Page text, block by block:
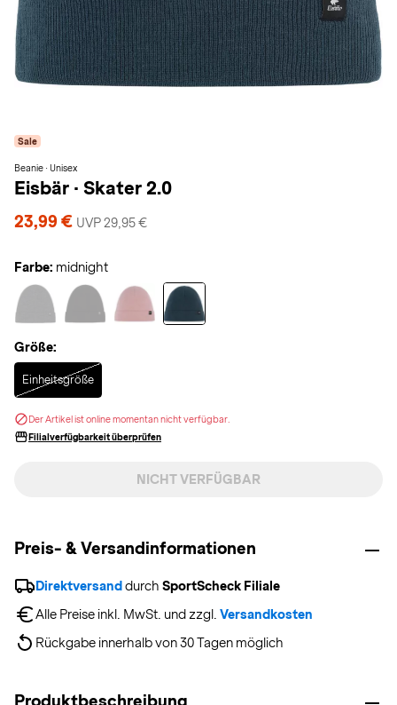
Sale
Beanie · Unisex
Eisbär · Skater 2.0
23,99 € UVP 29,95 €
Farbe: midnight
Größe:
Einheitsgröße
Selected
Der Artikel ist online momentan nicht verfügbar.
Filialverfügbarkeit überprüfen
NICHT VERFÜGBAR
Preis- & Versandinformationen
Direktversand durch SportScheck Filiale
Alle Preise inkl. MwSt. und zzgl. Versandkosten
Rückgabe innerhalb von 30 Tagen möglich
Produktbeschreibung